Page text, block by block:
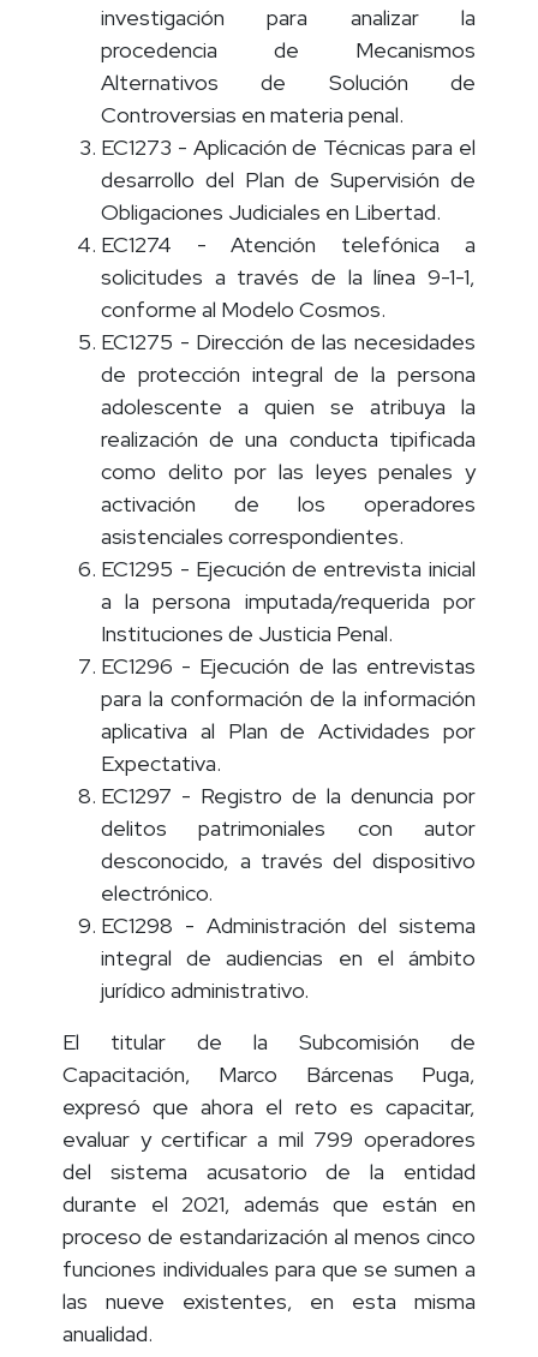
investigación para analizar la
procedencia de Mecanismos
Alternativos de Solución de
Controversias en materia penal.
EC1273 - Aplicación de Técnicas para el
desarrollo del Plan de Supervisión de
Obligaciones Judiciales en Libertad.
EC1274 - Atención telefónica a
solicitudes a través de la línea 9-1-1,
conforme al Modelo Cosmos.
EC1275 - Dirección de las necesidades
de protección integral de la persona
adolescente a quien se atribuya la
realización de una conducta tipificada
como delito por las leyes penales y
activación de los operadores
asistenciales correspondientes.
EC1295 - Ejecución de entrevista inicial
a la persona imputada/requerida por
Instituciones de Justicia Penal.
EC1296 - Ejecución de las entrevistas
para la conformación de la información
aplicativa al Plan de Actividades por
Expectativa.
EC1297 - Registro de la denuncia por
delitos patrimoniales con autor
desconocido, a través del dispositivo
electrónico.
EC1298 - Administración del sistema
integral de audiencias en el ámbito
jurídico administrativo.
El titular de la Subcomisión de
Capacitación, Marco Bárcenas Puga,
expresó que ahora el reto es capacitar,
evaluar y certificar a mil 799 operadores
del sistema acusatorio de la entidad
durante el 2021, además que están en
proceso de estandarización al menos cinco
funciones individuales para que se sumen a
las nueve existentes, en esta misma
anualidad.